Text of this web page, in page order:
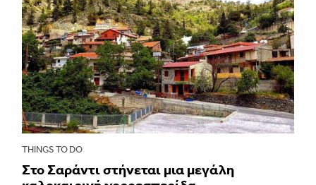
THINGS TO DO
Στο Σαράντι στήνεται μια μεγάλη